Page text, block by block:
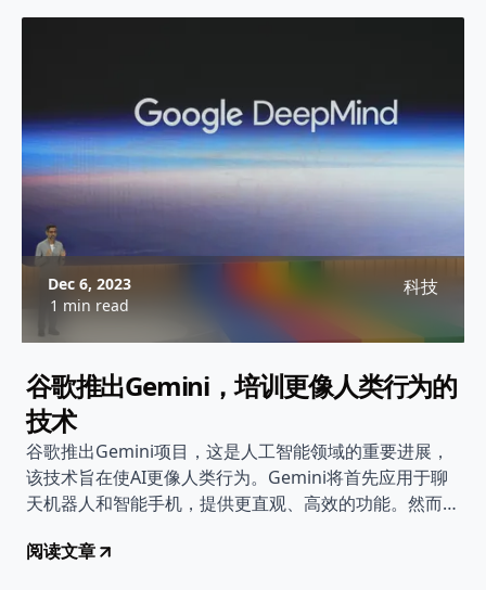
Dec 6, 2023
1 min read
科技
谷歌推出Gemini，培训更像人类行为的
技术
谷歌推出Gemini项目，这是人工智能领域的重要进展，
该技术旨在使AI更像人类行为。Gemini将首先应用于聊
天机器人和智能手机，提供更直观、高效的功能。然而，
阅读文章